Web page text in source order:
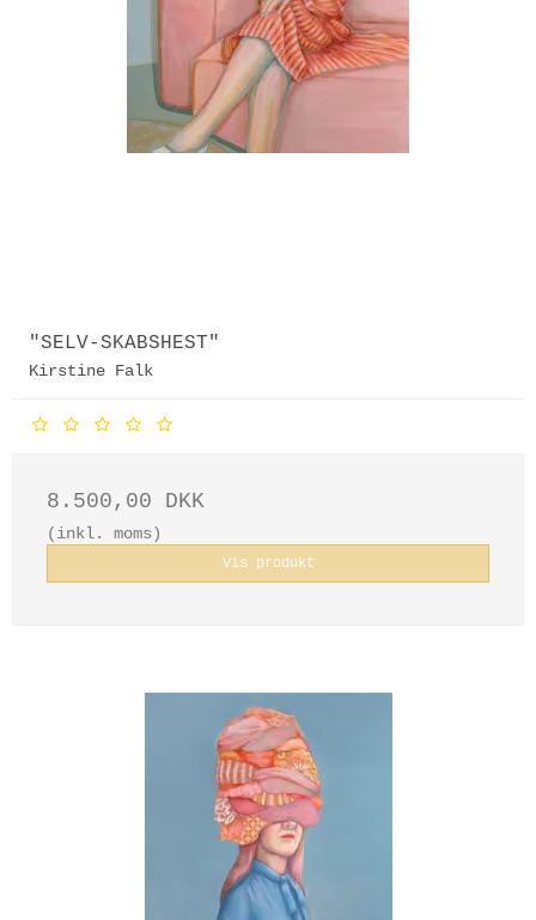
"SELV-SKABSHEST"
Kirstine Falk
8.500,00 DKK
(inkl. moms)
Vis produkt